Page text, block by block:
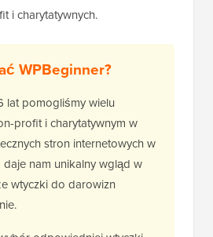
i charytatywnych.
WPBeginner?
lat pomogliśmy wielu
profit i charytatywnym w
stron internetowych w
daje nam unikalny wgląd w
wtyczki do darowizn